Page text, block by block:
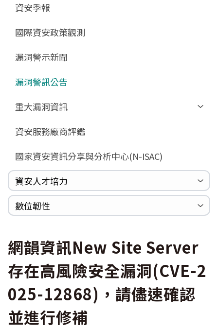
GCB說明文件
GCB部署資源
GCB終止支援
數位影片教材
FAQ
驗證進度
資安季報
國際資安政策觀測
漏洞警示新聞
漏洞警訊公告
重大漏洞資訊
Zerologon
MSHTML
Log4shell
WannaCrypt
Heartbleed
資安服務廠商評鑑
國家資安資訊分享與分析中心(N-ISAC)
資安人才培力
巡迴研討會
CCOE資安實戰人才培育計畫成果簡介
資安人才培訓服務網
資安系列競賽網站
數位韌性
網韻資訊New Site Server
存在高風險安全漏洞(CVE-2
025-12868)，請儘速確認
並進行修補